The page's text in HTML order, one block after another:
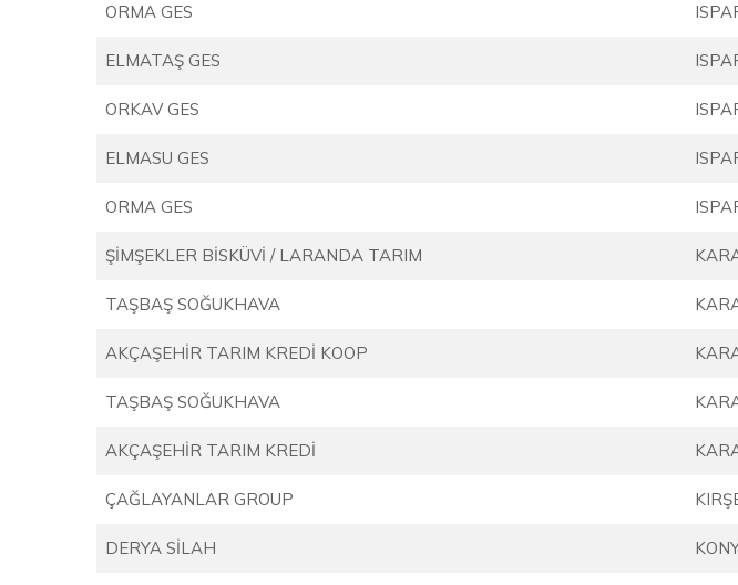
ORMA GES
ELMATAŞ GES
ORKAV GES
ELMASU GES
ORMA GES
ŞİMŞEKLER BİSKÜVİ / LARANDA TARIM
TAŞBAŞ SOĞUKHAVA
AKÇAŞEHİR TARIM KREDİ KOOP
TAŞBAŞ SOĞUKHAVA
AKÇAŞEHİR TARIM KREDİ
ÇAĞLAYANLAR GROUP
DERYA SİLAH